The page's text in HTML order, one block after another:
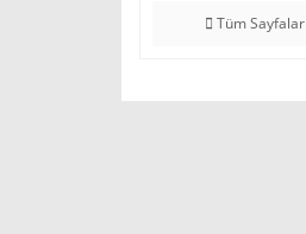
Tüm Sayfalar